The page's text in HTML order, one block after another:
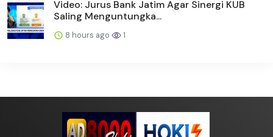
Video: Jurus Bank Jatim Agar Sinergi KUB
Saling Menguntungka...
8 hours ago 1